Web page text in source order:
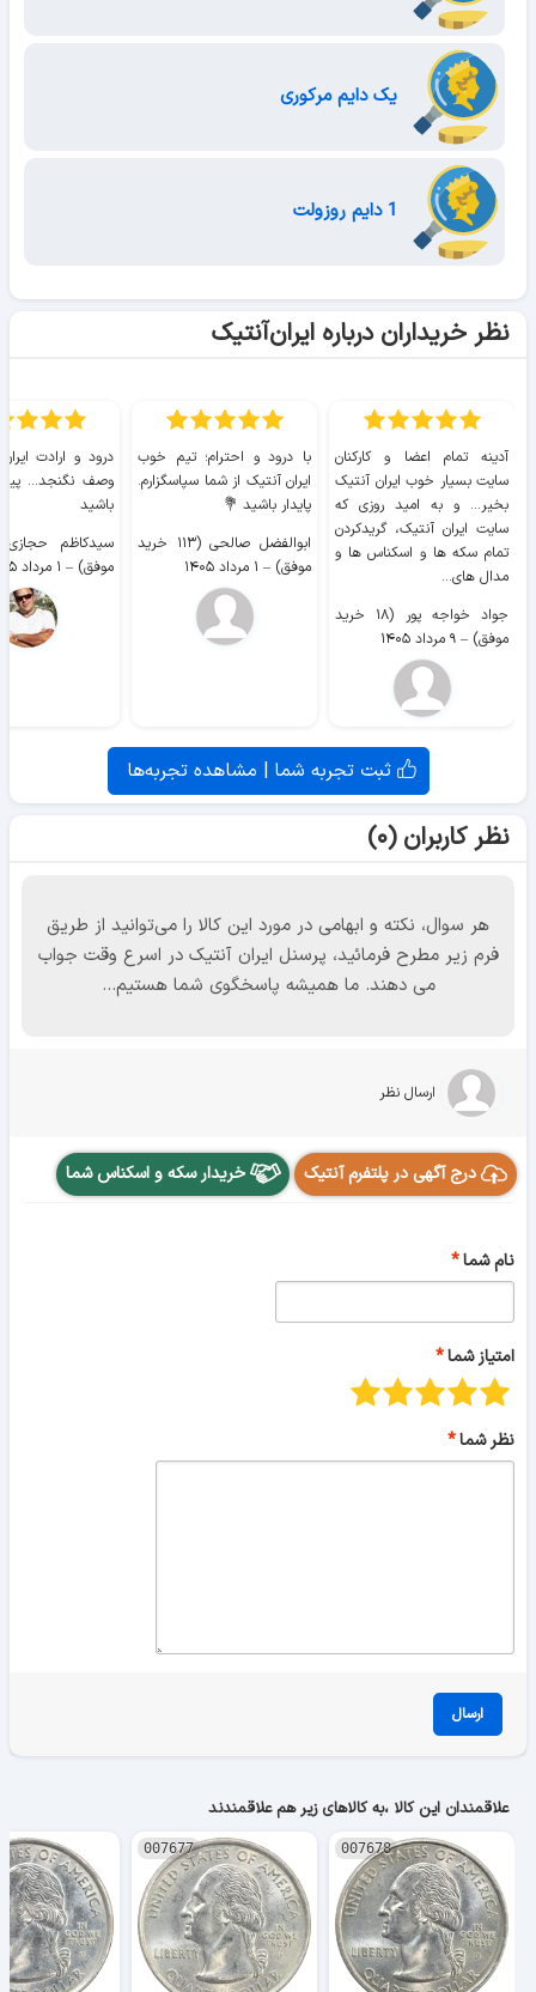
یک دایم مرکوری
نظر خریداران درباره ایران‌آنتیک
آدینه تمام اعضا و کارکنان
سایت بسیار خوب ايران آنتیک
بخیر... و به امید روزی که
سایت ايران آنتیک، گریدکردن
تمام سکه ها و اسکناس ها و
مدال های...
جواد خواجه پور (۱۸ خرید
موفق) – ۹ مرداد ۱۴۰۵
با درود و احترام؛ تیم خوب
ایران آنتیک از شما سپاسگزارم.
پایدار باشید 💐
ابوالفضل صالحی (۱۱۳ خرید
موفق) – ۱ مرداد ۱۴۰۵
درود و ارادت
وصف نگنجد...
باشید
موفق) – ۱ مرداد ۱۴۰۵
ثبت تجربه شما | مشاهده تجربه‌ها
نظر کاربران (۰)
هر سوال، نکته و ابهامی در مورد این کالا را می‌توانید از طریق
فرم زیر مطرح فرمائید، پرسنل ایران آنتیک در اسرع وقت جواب
می دهند. ما همیشه پاسخگوی شما هستیم...
ارسال نظر
درج آگهی در پلتفرم آنتیک خریدار سکه و اسکناس شما
نام شما
امتیاز شما
نظر شما
ارسال
علاقمندان این کالا ،به کالاهای زیر هم علاقمندند
007678
007677